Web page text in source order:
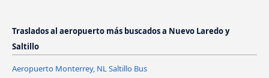
Traslados al aeropuerto más buscados a Nuevo Laredo y
Saltillo
Aeropuerto Monterrey, NL Saltillo Bus